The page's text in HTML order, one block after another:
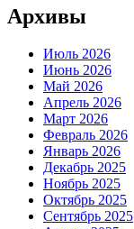
Архивы
Июль 2026
Июнь 2026
Май 2026
Апрель 2026
Март 2026
Февраль 2026
Январь 2026
Декабрь 2025
Ноябрь 2025
Октябрь 2025
Сентябрь 2025